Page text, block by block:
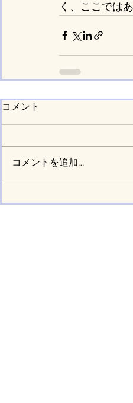
く、ここでは
コメント
コメントを追加…